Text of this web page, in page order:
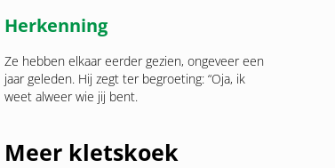
Herkenning
Ze hebben elkaar eerder gezien, ongeveer een
jaar geleden. Hij zegt ter begroeting: “Oja, ik
weet alweer wie jij bent.
Meer kletskoek